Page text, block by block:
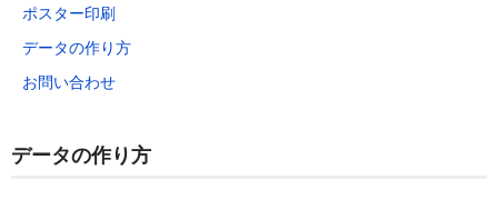
ポスター印刷
データの作り方
お問い合わせ
データの作り方